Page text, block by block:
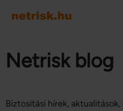
Netrisk blog
Biztosítási hírek,